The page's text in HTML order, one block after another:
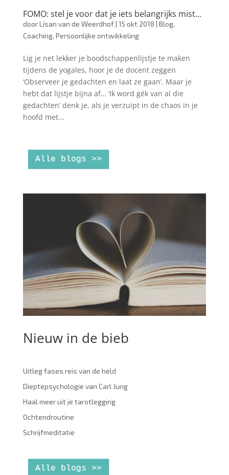
FOMO: stel je voor dat je iets belangrijks mist…
doorLísan van de Weerdhof| 15 okt 2018 | Blog,
Coaching, Persoonlijke ontwikkeling
Lig je net lekker je boodschappenlijstje te maken
tijdens de yogales, hoor je de docent zeggen
‘Observeer je gedachten en laat ze gaan’. Maar je
hebt dat lijstje bijna af… ‘Ik word gék van al die
gedachten’ denk je, als je verzuipt in de chaos in je
hoofd met...
Alle blogs >>
Nieuw in de bieb
Uitleg fases reis van de held
Dieptepsychologie van Carl Jung
Haal meer uit je tarotlegging
Ochtendroutine
Schrijfmeditatie
Alle blogs >>